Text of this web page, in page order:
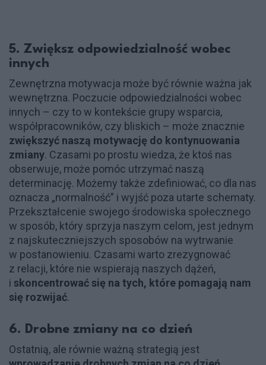
5. Zwiększ odpowiedzialność wobec
innych
Zewnętrzna motywacja może być równie ważna jak
wewnętrzna. Poczucie odpowiedzialności wobec
innych – czy to w kontekście grupy wsparcia,
współpracowników, czy bliskich – może znacznie
zwiększyć naszą motywację do kontynuowania
zmiany. Czasami po prostu wiedza, że ktoś nas
obserwuje, może pomóc utrzymać naszą
determinację. Możemy także zdefiniować, co dla nas
oznacza „normalność” i wyjść poza utarte schematy.
Przekształcenie swojego środowiska społecznego
w sposób, który sprzyja naszym celom, jest jednym
z najskuteczniejszych sposobów na wytrwanie
w postanowieniu. Czasami warto zrezygnować
z relacji, które nie wspierają naszych dążeń,
i skoncentrować się na tych, które pomagają nam
się rozwijać.
6. Drobne zmiany na co dzień
Ostatnią, ale równie ważną strategią jest